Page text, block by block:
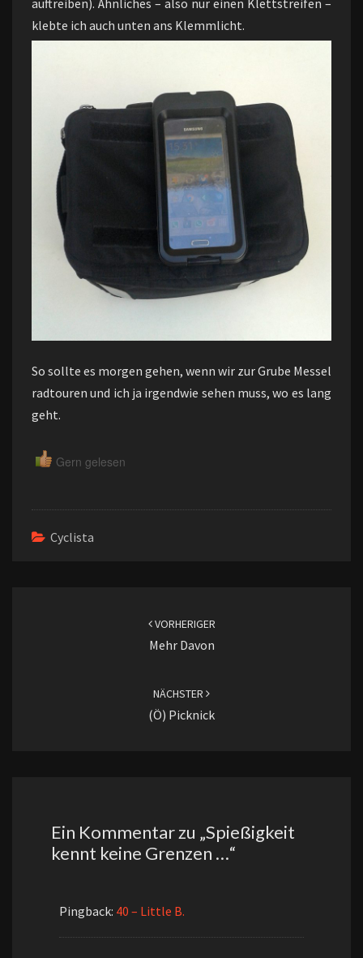
auftreiben). Ähnliches – also nur einen Klettstreifen –
klebte ich auch unten ans Klemmlicht.
So sollte es morgen gehen, wenn wir zur Grube Messel
radtouren und ich ja irgendwie sehen muss, wo es lang
geht.
Gern gelesen
Cyclista
VORHERIGER
Mehr Davon
NÄCHSTER
(ö) Picknick
Ein Kommentar zu „Spießigkeit
kennt keine Grenzen …“
Pingback: 40 – Little B.